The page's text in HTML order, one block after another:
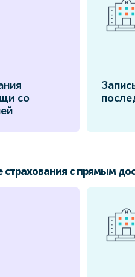
со
с прямым